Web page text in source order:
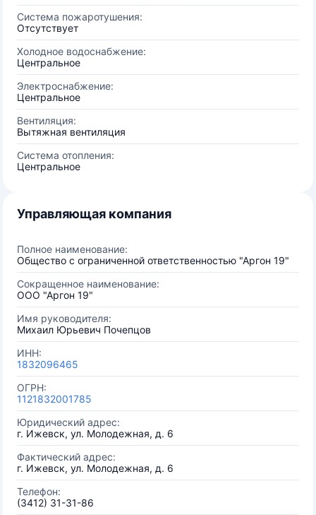
Система пожаротушения:
Отсутствует
Холодное водоснабжение:
Центральное
Электроснабжение:
Центральное
Вентиляция:
Вытяжная вентиляция
Система отопления:
Центральное
Управляющая компания
Полное наименование:
Общество с ограниченной ответственностью "Аргон 19"
Сокращенное наименование:
ООО "Аргон 19"
Имя руководителя:
Михаил Юрьевич Почепцов
ИНН:
1832096465
ОГРН:
1121832001785
Юридический адрес:
г. Ижевск, ул. Молодежная, д. 6
Фактический адрес:
г. Ижевск, ул. Молодежная, д. 6
Телефон:
(3412) 31-31-86